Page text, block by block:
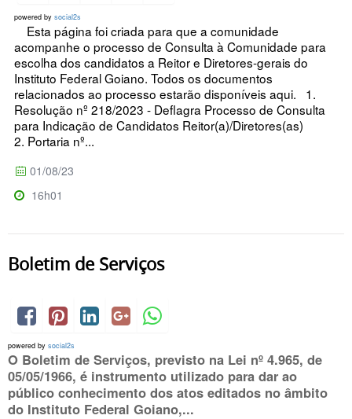
powered by social2s
Esta página foi criada para que a comunidade
acompanhe o processo de Consulta à Comunidade para
escolha dos candidatos a Reitor e Diretores-gerais do
Instituto Federal Goiano. Todos os documentos
relacionados ao processo estarão disponíveis aqui. 1.
Resolução nº 218/2023 - Deflagra Processo de Consulta
para Indicação de Candidatos Reitor(a)/Diretores(as)
2. Portaria nº...
01/08/23
16h01
Boletim de Serviços
powered by social2s
O Boletim de Serviços, previsto na Lei nº 4.965, de
05/05/1966, é instrumento utilizado para dar ao
público conhecimento dos atos editados no âmbito
do Instituto Federal Goiano,...